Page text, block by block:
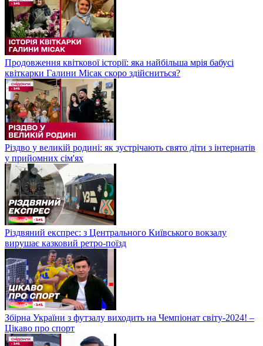
Продовження квіткової історії: яка найбільша мрія бабусі
квіткарки Галини Місак скоро здійсниться?
Різдво у великій родині: як зустрічають свято діти з інтернатів
у прийомних сім'ях
Різдвяний експрес: з Центрального Київського вокзалу
вирушає казковий ретро-поїзд
Збірна України з футзалу виходить на Чемпіонат світу-2024! –
Цікаво про спорт